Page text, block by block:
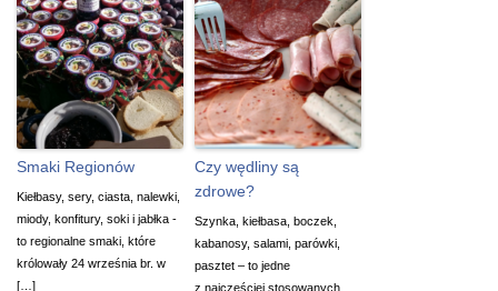
Smaki Regionów
Kiełbasy, sery, ciasta, nalewki,
miody, konfitury, soki i jabłka -
to regionalne smaki, które
królowały 24 września br. w
[…]
Czy wędliny są
zdrowe?
Szynka, kiełbasa, boczek,
kabanosy, salami, parówki,
pasztet – to jedne
z najczęściej stosowanych